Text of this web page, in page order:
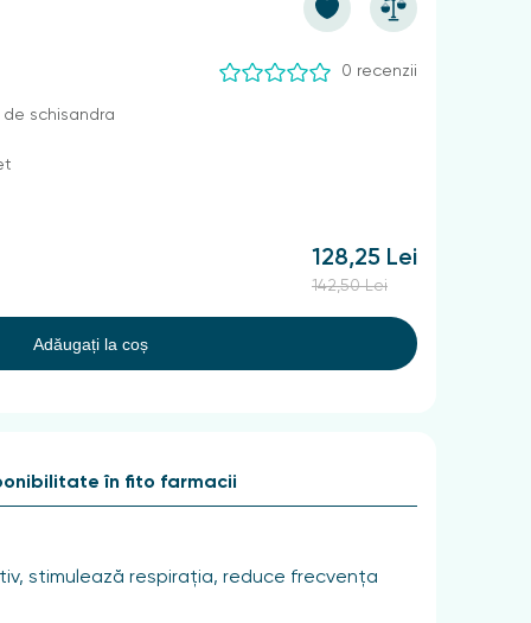
0 recenzii
schisandra
128,25 Lei
142,50 Lei
Adăugați la coș
stimulează respirația, reduce frecvența
în fito farmacii